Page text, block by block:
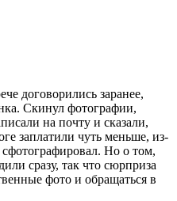
договорились заранее,
Скинул фотографии,
на почту и сказали,
заплатили чуть меньше, из-
сфотографировал. Но о том,
сразу, так что сюрприза
фото и обращаться в